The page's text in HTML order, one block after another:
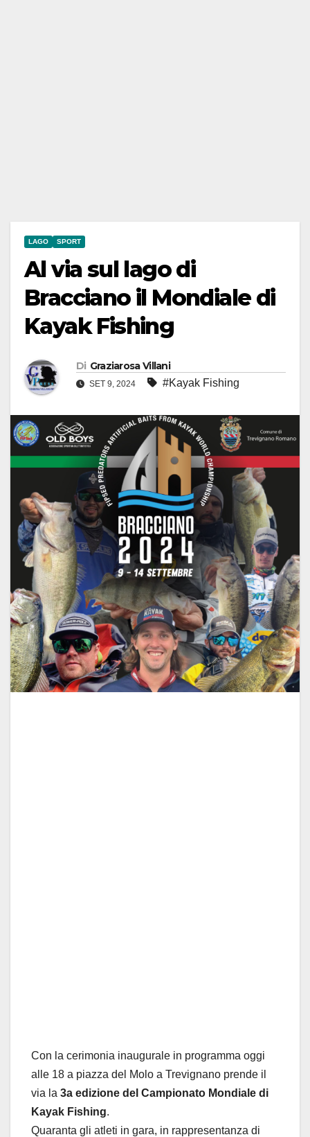
LAGO SPORT
Al via sul lago di
Bracciano il Mondiale di
Kayak Fishing
Di Graziarosa Villani
SET 9, 2024 #Kayak Fishing
Con la cerimonia inaugurale in programma oggi
alle 18 a piazza del Molo a Trevignano prende il
via la 3a edizione del Campionato Mondiale di
Kayak Fishing.
Quaranta gli atleti in gara, in rappresentanza di